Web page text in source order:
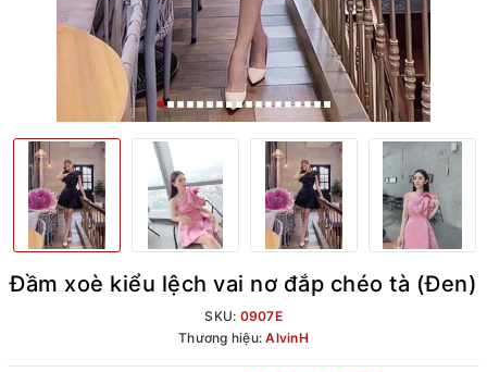
Đầm xoè kiểu lệch vai nơ đắp chéo tà (Đen)
SKU: 0907E
Thương hiệu:AlvinH